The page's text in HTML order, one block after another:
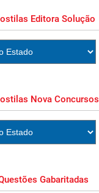
Editora Solução
Nova Concursos
Gabaritadas